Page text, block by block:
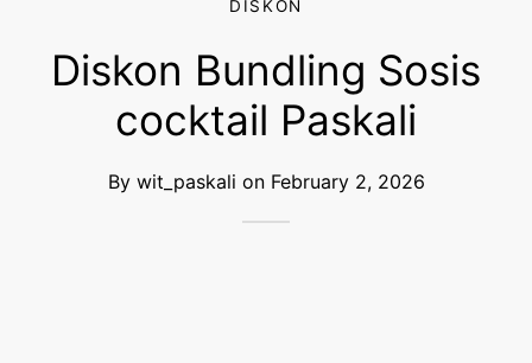
DISKON
Diskon Bundling Sosis
cocktail Paskali
By wit_paskali on February 2, 2026